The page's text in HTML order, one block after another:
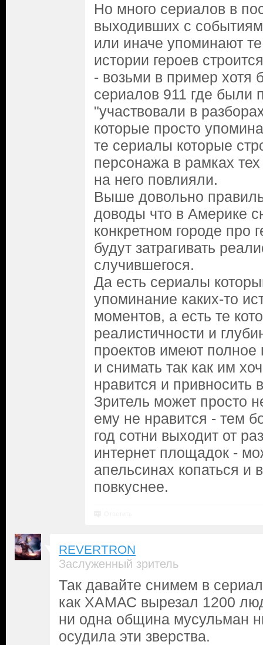
Но много сериалов в
выходивших с
или иначе упоминают
истории героев
- возьми в пример хотя
сериалов 911 где были
"участвовали в
которые просто
те сериалы которые
персонажа в рамках
на него повлияли.
Выше довольно
доводы что в Америке
конкретном городе про
будут затрагивать
случившегося.
Да есть сериалы
упоминание каких-то
моментов, а есть те
реалистичности и
проектов имеют полное
и снимать так как им
нравится и привносить
Зритель может просто
ему не нравится - тем
год сотни выходит от
интернет площадок -
апельсинах копаться и
повкуснее.
REVERTRON
Заслуженный зритель
Так давайте снимем в
как ХАМАС вырезал 1200
ни одна община мусульман
осудила эти зверства.